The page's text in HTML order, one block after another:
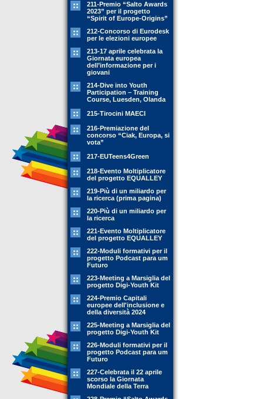
211-Premio “Salto Awards
2023” per il progetto
“Spirit of Europe-Origins”
212-Concorso di Eurodesk
per le elezioni europee
213-17 aprile celebrata la
Giornata europea
dell’informazione per i
giovani
214-Dive into Youth
Participation – Training
Course, Luesden, Olanda
215-Tirocini MAECI
216-Premiazione del
concorso “Ciak, Europa, si
vota”
217-EUTeens4Green
218-Evento Moltiplicatore
del progetto EQUALLEY
219-Più di un miliardo per
la ricerca (prima pagina)
220-Più di un miliardo per
la ricerca
221-Evento Moltiplicatore
del progetto EQUALLEY
222-Moduli formativi per il
progetto Podcast para um
Futuro
223-Meeting a Marsiglia del
progetto Digi-Youth Kit
224-Premio Capitali
europee dell'inclusione e
della diversità 2024
225-Meeting a Marsiglia del
progetto Digi-Youth Kit
226-Moduli formativi per il
progetto Podcast para um
Futuro
227-Celebrata il 22 aprile
scorso la Giornata
Mondiale della Terra